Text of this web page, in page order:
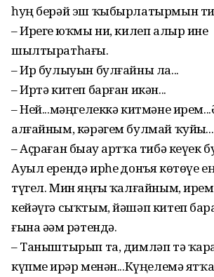
һуң берәй эш ҡыбырлатырмын
– Ирегеҙ юҡмы ни, килеп алыр ине
шылтыратһағыҙ.
– Ир булыуын булғайны ла...
– Иртә китеп барған икән...
– Ней...мәңгелеккә китмәне
алғайным, кәрәгем булмай ҡуйҙы...
– Аҫраған быҙау артҡа тибә кеүек
Ауыл ерендә ирһеҙ донъя көтөүе
түгел. Мин яңғыҙ ҡалғайным,
кейәүгә сыҡтым, йәшәп китеп
ғына әҙәм рәтендә.
– Таныштырып та, димләп тә
күпме ирҙәр менән...Күңелемә